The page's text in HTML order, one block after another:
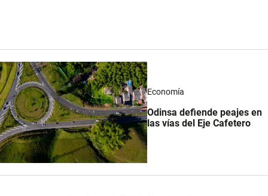
Economía
Odinsa defiende peajes en
las vías del Eje Cafetero